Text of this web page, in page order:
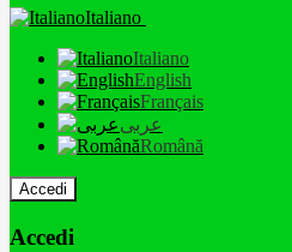
Italiano
Italiano
English
Français
عربى
Română
Accedi
Accedi